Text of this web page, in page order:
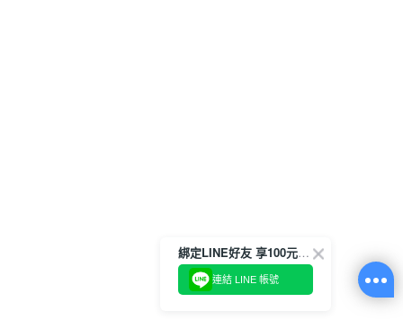
綁定LINE好友 享100元折價券
連結 LINE 帳號